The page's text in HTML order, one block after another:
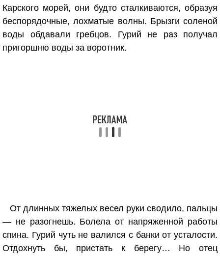
Карского морей, они будто сталкиваются, образуя
беспорядочные, лохматые волны. Брызги соленой
воды обдавали гребцов. Гурий не раз получал
пригоршню воды за воротник.
От длинных тяжелых весел руки сводило, пальцы
— не разогнешь. Болела от напряженной работы
спина. Гурий чуть не валился с банки от усталости.
Отдохнуть бы, пристать к берегу… Но отец